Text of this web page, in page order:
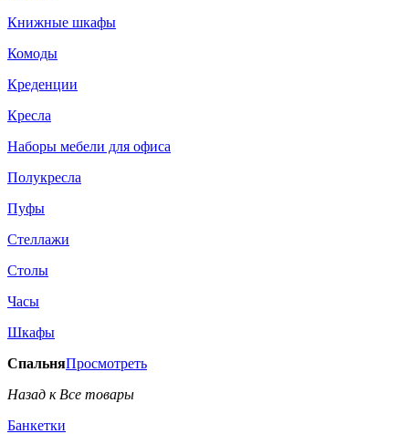
Книжные шкафы
Комоды
Креденции
Кресла
Наборы мебели для офиса
Полукресла
Пуфы
Стеллажи
Столы
Часы
Шкафы
СпальняПросмотреть
Назад к Все товары
Банкетки